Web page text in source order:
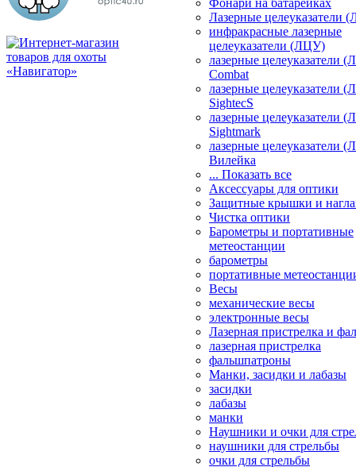
Фонари на батарейках
Лазерные целеуказатели
инфракрасные лазерные
целеуказатели (ЛЦУ)
лазерные целеуказатели
Combat
лазерные целеуказатели
SightecS
лазерные целеуказатели
Sightmark
лазерные целеуказатели
Вилейка
... Показать все
Аксессуары для оптики
Защитные крышки и
Чистка оптики
Барометры и портативные
метеостанции
барометры
портативные
Весы
механические весы
электронные весы
Лазерная пристрелка и
лазерная пристрелка
фальшпатроны
Манки, засидки и лабазы
засидки
лабазы
манки
Наушники и очки для
наушники для стрельбы
очки для стрельбы